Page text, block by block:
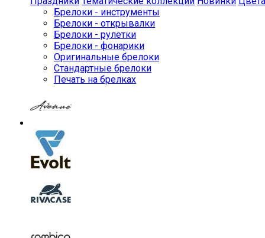
Брелоки - инструменты
Брелоки - открывалки
Брелоки - рулетки
Брелоки - фонарики
Оригинальные брелоки
Стандартные брелоки
Печать на брелках